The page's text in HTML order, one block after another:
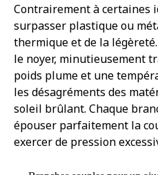
Contrairement à certaines
surpasser plastique ou
thermique et de la
le noyer, minutieusement
poids plume et une
les désagréments des
soleil brûlant. Chaque
épouser parfaitement la
exercer de pression